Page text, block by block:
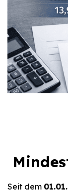
Seit dem